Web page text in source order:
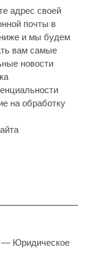
адрес своей
почты в
и мы будем
вам самые
новости
на обработку
— Юридическое